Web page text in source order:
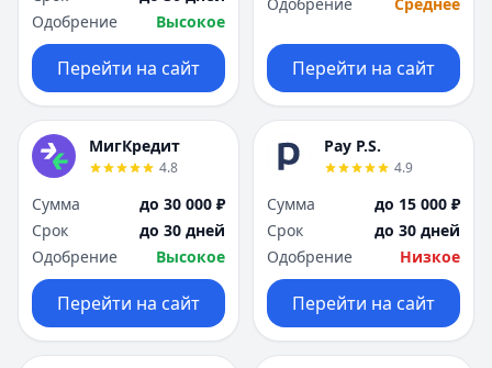
Одобрение
Высокое
Перейти на сайт Перейти на сайт
МигКредит
4.8
Сумма
до 30 000 ₽
Срок
до 30 дней
Одобрение
Высокое
Перейти на сайт
Pay P.S.
4.9
Сумма
до 15 000 ₽
Срок
до 30 дней
Одобрение
Низкое
Перейти на сайт